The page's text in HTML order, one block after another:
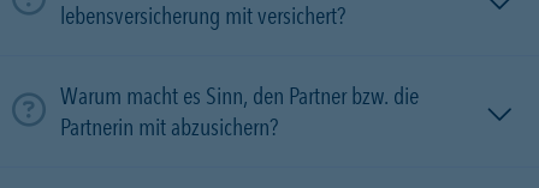
lebens­versicherung mit versichert?
Warum macht es Sinn, den Partner bzw. die
Partnerin mit ab­zu­sichern?